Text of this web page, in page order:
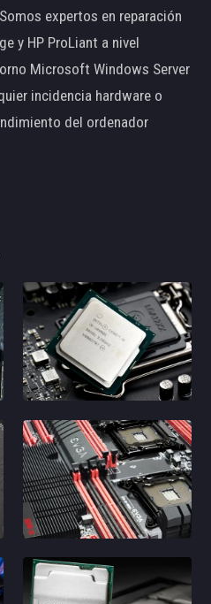
Somos expertos en reparación
y HP ProLiant a nivel
Microsoft Windows Server
incidencia hardware o
del ordenador